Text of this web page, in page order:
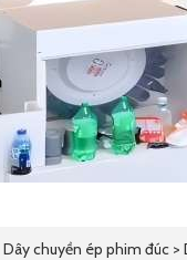
Dây chuyền ép phim đúc >